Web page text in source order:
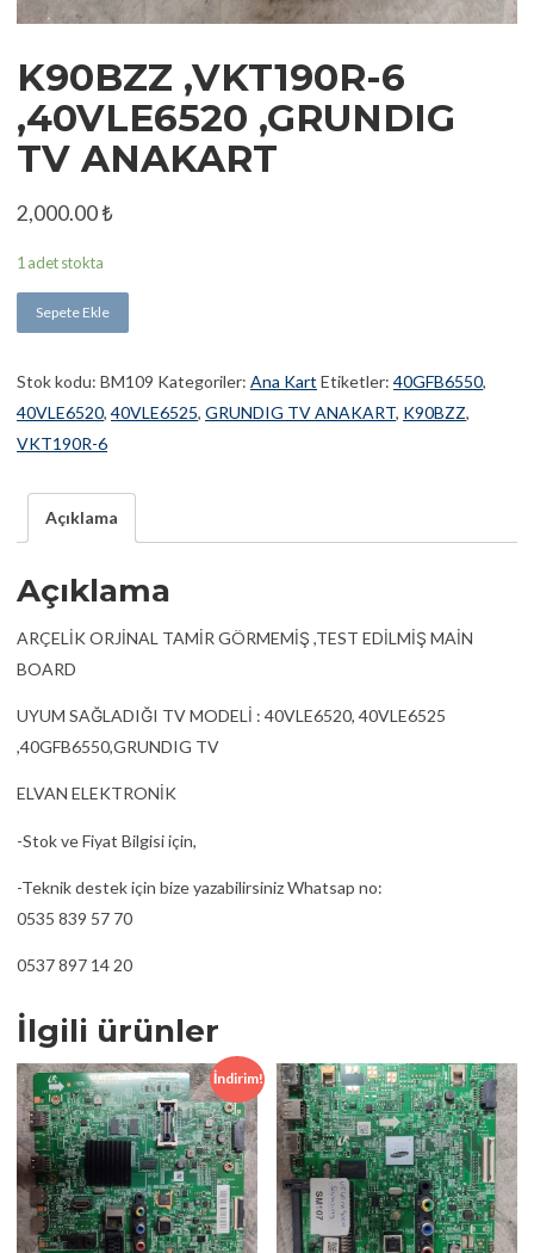
K90BZZ ,VKT190R-6
,40VLE6520 ,GRUNDIG
TV ANAKART
2,000.00₺
1 adet stokta
Sepete Ekle
Stok kodu: BM109 Kategoriler: Ana Kart Etiketler: 40GFB6550,
40VLE6520, 40VLE6525, GRUNDIG TV ANAKART, K90BZZ,
VKT190R-6
Açıklama
Açıklama
ARÇELİK ORJİNAL TAMİR GÖRMEMİŞ ,TEST EDİLMİŞ MAİN
BOARD
UYUM SAĞLADIĞI TV MODELİ : 40VLE6520, 40VLE6525
,40GFB6550,GRUNDIG TV
ELVAN ELEKTRONİK
-Stok ve Fiyat Bilgisi için,
-Teknik destek için bize yazabilirsiniz Whatsap no:
0535 839 57 70
0537 897 14 20
İlgili ürünler
İndirim!